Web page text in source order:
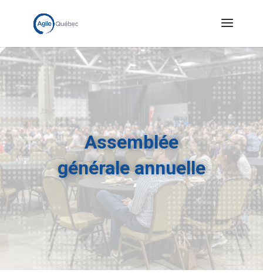
Assemblée
générale annuelle